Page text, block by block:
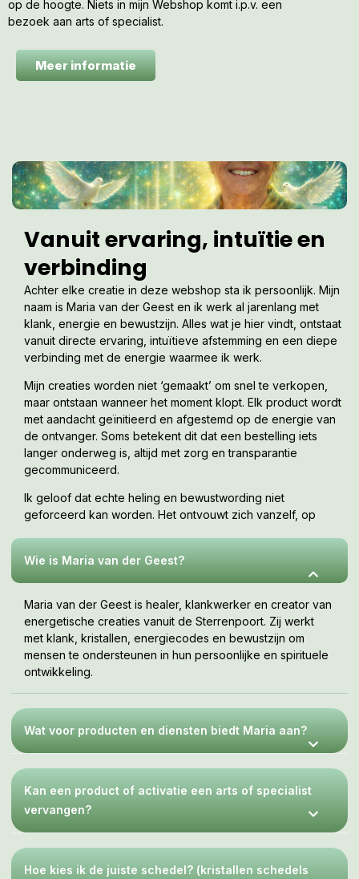
op de hoogte. Niets in mijn Webshop komt i.p.v. een
bezoek aan arts of specialist.
Meer informatie
Vanuit ervaring, intuïtie en
verbinding
Achter elke creatie in deze webshop sta ik persoonlijk. Mijn
naam is Maria van der Geest en ik werk al jarenlang met
klank, energie en bewustzijn. Alles wat je hier vindt, ontstaat
vanuit directe ervaring, intuïtieve afstemming en een diepe
verbinding met de energie waarmee ik werk.
Mijn creaties worden niet ‘gemaakt’ om snel te verkopen,
maar ontstaan wanneer het moment klopt. Elk product wordt
met aandacht geïnitieerd en afgestemd op de energie van
de ontvanger. Soms betekent dit dat een bestelling iets
langer onderweg is, altijd met zorg en transparantie
gecommuniceerd.
Ik geloof dat echte heling en bewustwording niet
geforceerd kan worden. Het ontvouwt zich vanzelf, op
Wie is Maria van der Geest?
Maria van der Geest is healer, klankwerker en creator van
energetische creaties vanuit de Sterrenpoort. Zij werkt
met klank, kristallen, energiecodes en bewustzijn om
mensen te ondersteunen in hun persoonlijke en spirituele
ontwikkeling.
Wat voor producten en diensten biedt Maria aan?
Kan een product of activatie een arts of specialist
vervangen?
Hoe kies ik de juiste schedel? (kristallen schedels